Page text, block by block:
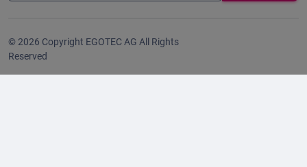
© 2026 Copyright EGOTEC AG All Rights
Reserved